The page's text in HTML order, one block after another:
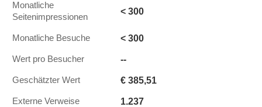
Monatliche
Seitenimpressionen
< 300
Monatliche Besuche < 300
Wert pro Besucher --
Geschätzter Wert € 385,51
Externe Verweise 1.237